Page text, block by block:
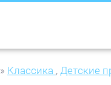
» Классика ,Детские